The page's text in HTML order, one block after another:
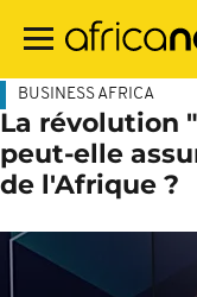
contenu
BUSINESS AFRICA
La révolution
peut-elle
de l'Afrique ?